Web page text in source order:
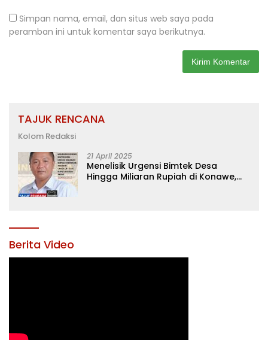
Simpan nama, email, dan situs web saya pada
peramban ini untuk komentar saya berikutnya.
TAJUK RENCANA
Kolom Redaksi
21 April 2025
Menelisik Urgensi Bimtek Desa
Hingga Miliaran Rupiah di Konawe,
Berita Video